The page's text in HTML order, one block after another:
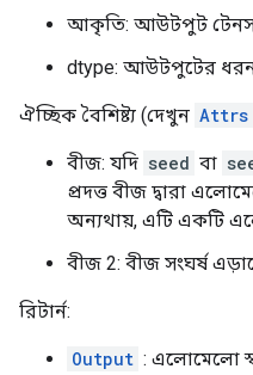
আকৃতি: আউটপুট
dtype: আউটপুটের
ঐচ্ছিক বৈশিষ্ট্য (দেখুন Attrs
বীজ: যদি seed বা
প্রদত্ত বীজ দ্বারা
অন্যথায়, এটি একটি
বীজ 2: বীজ সংঘর্ষ
রিটার্ন:
Output : এলোমেলো